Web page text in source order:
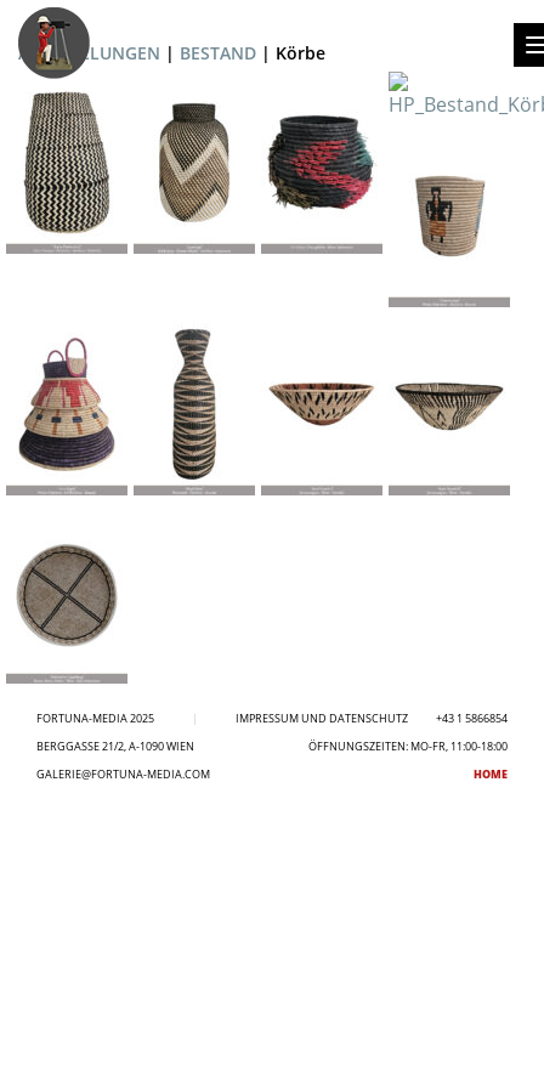
AUSSTELLUNGEN | BESTAND | Körbe
FORTUNA-MEDIA 2025 | IMPRESSUM UND DATENSCHUTZ
+43 1 5866854
BERGGASSE 21/2, A-1090 WIEN
ÖFFNUNGSZEITEN: MO-FR, 11:00-18:00
GALERIE@FORTUNA-MEDIA.COM
HOME